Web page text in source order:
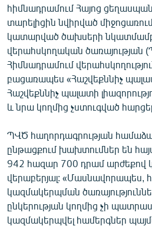
ՁԳՏԵԼՈՎ ԼԱՎԱԳՈՒՅՆԻՆ
ՓՈԴՔԱՍԹ
Հայերեն
English
Русский
ՀԵՏԵՎԵՔ ՄԵԶ
«Ազատության» բոլոր կայքերը
հիմնադրամում Հայոց
տարելիցին նվիրված
կատարված ծախսերի
վերահսկողական ծառայության
Հիմնադրամում
բացառապես «Հաշվեքննիչ
Հաշվեքննիչ պալատի
և նրա կողմից չստուգված
ՊՎԾ հաղորդագրության
ընթացքում խախտումներ են
942 հազար 700 դրամ արժեքով
վերաբերյալ: «Մասնավորապես,
կազմակերպման
ընկերության կողմից չի
կազմակերպվել համերգներ